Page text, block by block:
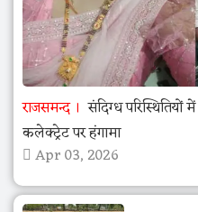
राजसमन्द
संदिग्ध परिस्थितियों
कलेक्ट्रेट पर हंगामा
Apr 03, 2026